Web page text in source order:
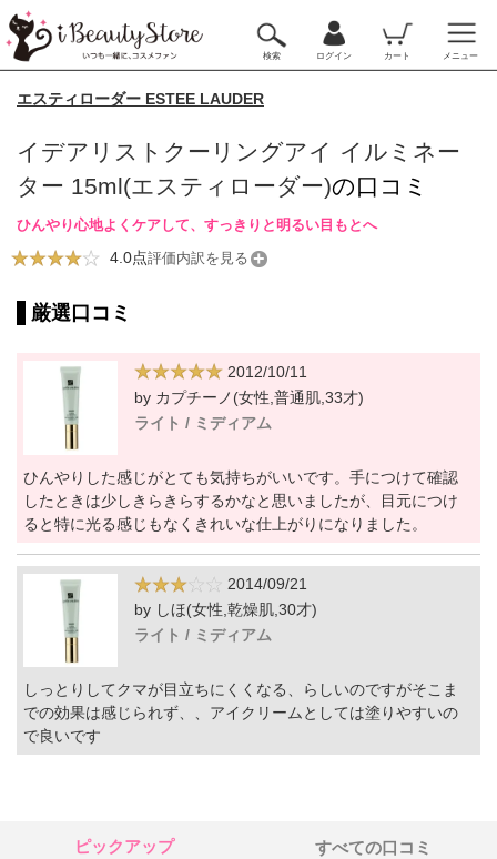
検索 ログイン カート メニュー
エスティローダー ESTEE LAUDER
イデアリストクーリングアイ イルミネー
ター 15ml(エスティローダー)の口コミ
ひんやり心地よくケアして、すっきりと明るい目もとへ
4.0点評価内訳を見る
厳選口コミ
2012/10/11
by カプチーノ(女性,普通肌,33才)
ライト / ミディアム
ひんやりした感じがとても気持ちがいいです。手につけて確認
したときは少しきらきらするかなと思いましたが、目元につけ
ると特に光る感じもなくきれいな仕上がりになりました。
2014/09/21
by しほ(女性,乾燥肌,30才)
ライト / ミディアム
しっとりしてクマが目立ちにくくなる、らしいのですがそこま
での効果は感じられず、、アイクリームとしては塗りやすいの
で良いです
ピックアップ すべての口コミ